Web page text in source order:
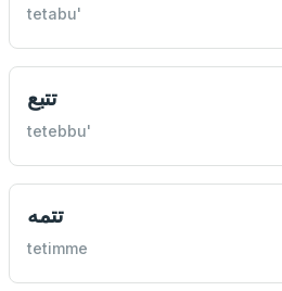
tetabu'
تتبع
tetebbu'
تتمه
tetimme